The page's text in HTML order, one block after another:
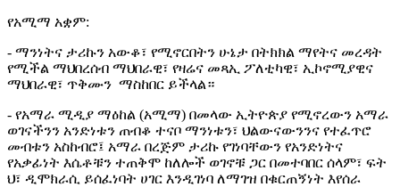
የአሚማ አቋም:
- ማንነትና ታሪኩን አውቆ፣ የሚኖርበትን ሁኔታ በትክክል ማየትና መረዳት
የሚችል ማህበረሰብ ማህበራዊ፣ የዛሬና መጻኢ ፖለቲካዊ፣ ኢኮኖሚያዊና
ማህበራዊ፣ ጥቅሙን ማስከበር ይችላል።
- የአማራ ሚዲያ ማዕከል (አሚማ) በመላው ኢትዮጵያ የሚኖረውን አማራ
ወገናችንን አንድነቱን ጠብቆ ተናቦ ማንነቱን፣ ህልውናውንንና የተፈጥሮ
መብቱን አስከብሮ፤ አማራ በረጅም ታሪኩ የገነባቸውን የአንድነትና
የአቃፊነት እሴቶቹን ተጠቅሞ ከለሎች ወገኖቹ ጋር በመተባበር ሰላም፣ ፍት
ህ፣ ዲሞክራሲ ይሰፈነባት ሀገር እንዲገነባ ለማገዝ በቁርጠኝነት እየሰራ